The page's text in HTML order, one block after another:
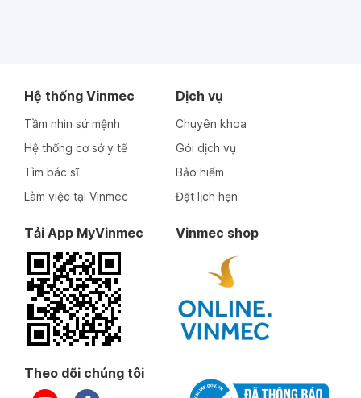
Hệ thống Vinmec
Tầm nhìn sứ mệnh
Hệ thống cơ sở y tế
Tìm bác sĩ
Làm việc tại Vinmec
Dịch vụ
Chuyên khoa
Gói dịch vụ
Bảo hiểm
Đặt lịch hẹn
Tải App MyVinmec Vinmec shop
Theo dõi chúng tôi